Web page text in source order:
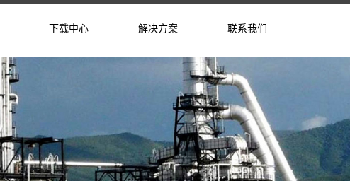
下载中心 解决方案 联系我们